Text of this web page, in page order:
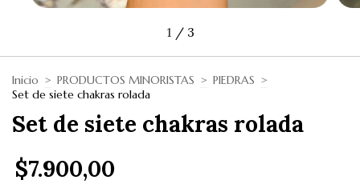
1 / 3
Inicio > PRODUCTOS MINORISTAS > PIEDRAS >
Set de siete chakras rolada
Set de siete chakras rolada
$7.900,00